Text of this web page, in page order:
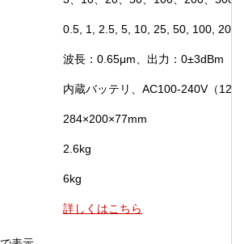
0.5, 1, 2.5, 5, 10, 25, 50, 100,
波長：0.65μm、出力：0±3dBm
内蔵バッテリ、AC100-240V（12
284×200×77mm
2.6kg
6kg
詳しくはこちら